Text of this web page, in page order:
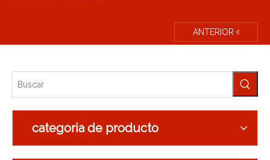
ANTERIOR
categoria de producto